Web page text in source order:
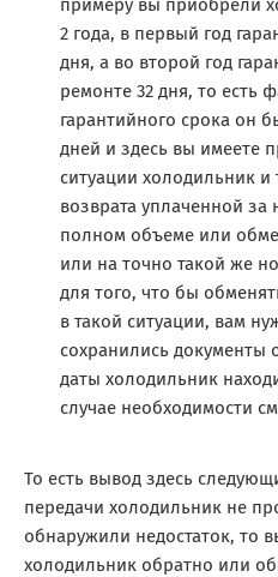
примеру вы приобрели
2 года, в первый год
дня, а во второй год
ремонте 32 дня, то есть
гарантийного срока он
дней и здесь вы имеете
ситуации холодильник и
возврата уплаченной
полном объеме или
или на точно такой же
для того, что бы
в такой ситуации, вам
сохранились документы
даты холодильник
случае необходимости
То есть вывод здесь
передачи холодильник не
обнаружили недостаток, то
холодильник обратно или